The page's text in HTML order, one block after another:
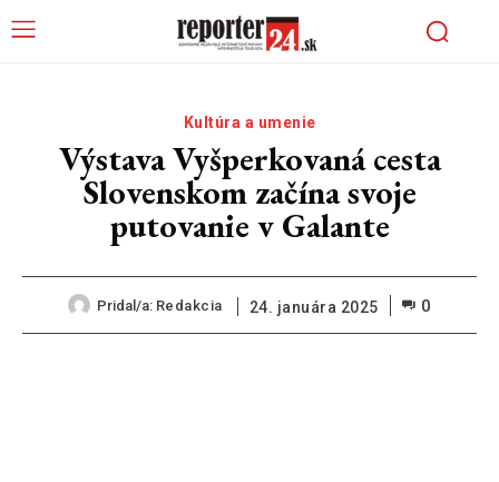
Kultúra a umenie
Výstava Vyšperkovaná cesta
Slovenskom začína svoje
putovanie v Galante
Pridal/a: Redakcia 24. januára 2025 0